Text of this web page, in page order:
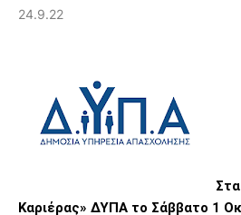
24.9.22
Καριέρας» ΔΥΠΑ το Σάββατο 1